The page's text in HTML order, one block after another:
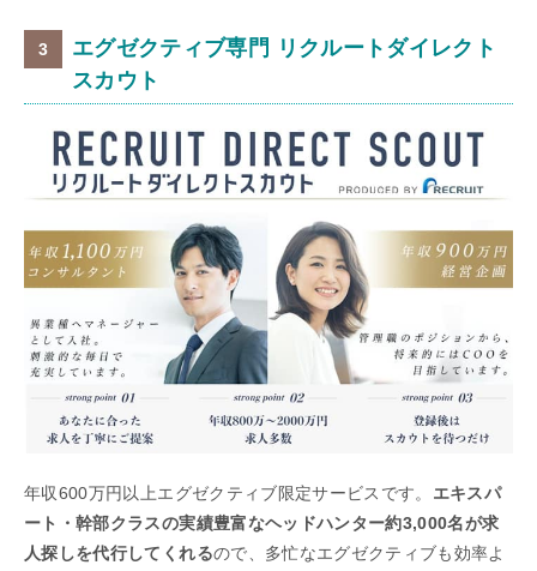
エグゼクティブ専門 リクルートダイレクト
スカウト
年収600万円以上エグゼクティブ限定サービスです。 エキスパ
ート・幹部クラスの実績豊富なヘッドハンター約3,000名が求
人探しを代行してくれるので、多忙なエグゼクティブも効率よ